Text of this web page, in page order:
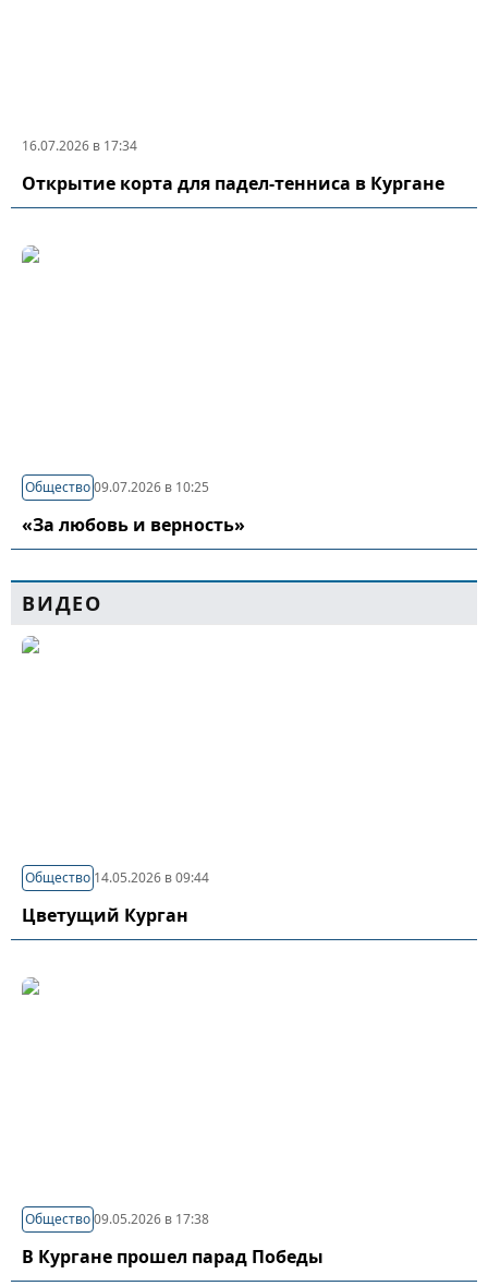
16.07.2026 в 17:34
Открытие корта для падел-тенниса в Кургане
Общество09.07.2026 в 10:25
«За любовь и верность»
ВИДЕО
Общество 14.05.2026 в 09:44
Цветущий Курган
Общество09.05.2026 в 17:38
В Кургане прошел парад Победы